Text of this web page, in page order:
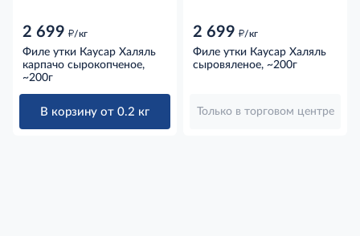
2 699 д/кг
Филе утки Каусар Халяль
карпачо сырокопченое,
~200г
В корзину от 0.2 кг
2 699 д/кг
Филе утки Каусар Халяль
сыровяленое, ~200г
Только в торговом центре